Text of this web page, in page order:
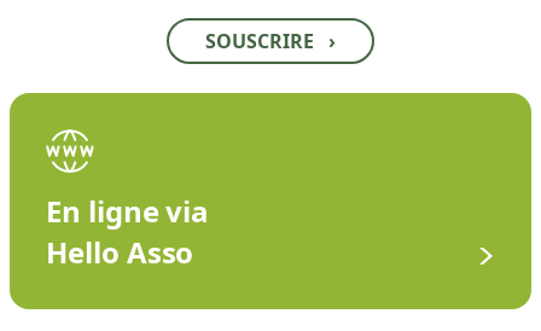
SOUSCRIRE ›
En ligne via
Hello Asso